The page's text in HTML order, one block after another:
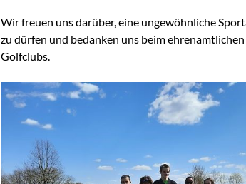
Wir freuen uns darüber, eine ungewöhnliche
zu dürfen und bedanken uns beim
Golfclubs.